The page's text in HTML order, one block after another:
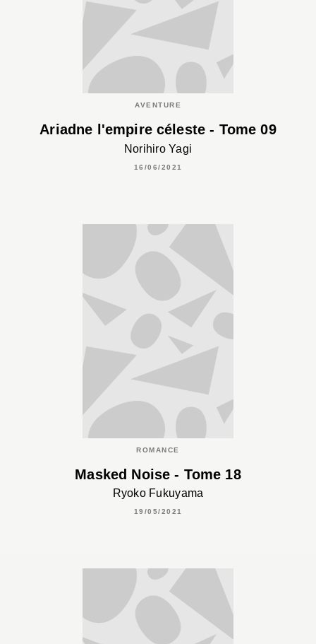
AVENTURE
Ariadne l'empire céleste - Tome 09
Norihiro Yagi
16/06/2021
ROMANCE
Masked Noise - Tome 18
Ryoko Fukuyama
19/05/2021